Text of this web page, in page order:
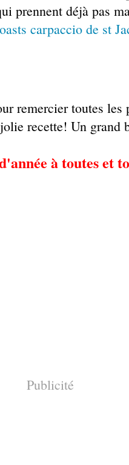
prennent déjà pas
carpaccio de st
remercier toutes les
recette! Un grand
à toutes et
Publicité